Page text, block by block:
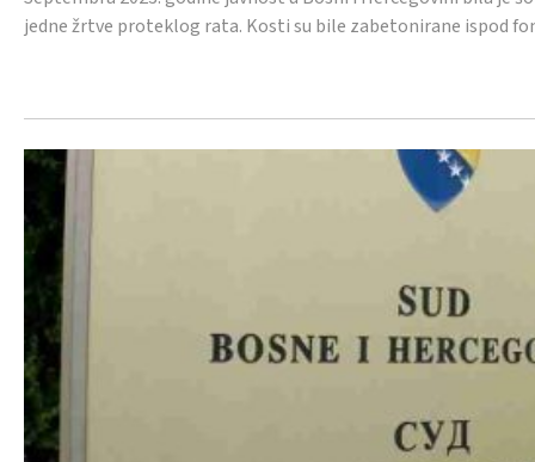
jedne žrtve proteklog rata. Kosti su bile zabetonirane ispod